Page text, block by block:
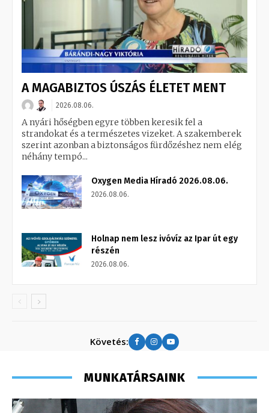
A MAGABIZTOS ÚSZÁS ÉLETET MENT
2026.08.06.
A nyári hőségben egyre többen keresik fel a
strandokat és a természetes vizeket. A szakemberek
szerint azonban a biztonságos fürdőzéshez nem elég
néhány tempó...
Oxygen Media Híradó 2026.08.06.
2026.08.06.
Holnap nem lesz ivóvíz az Ipar út egy
részén
2026.08.06.
Követés:
MUNKATÁRSAINK